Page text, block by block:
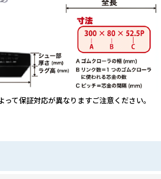
て保証対応が異なりますご注意ください。